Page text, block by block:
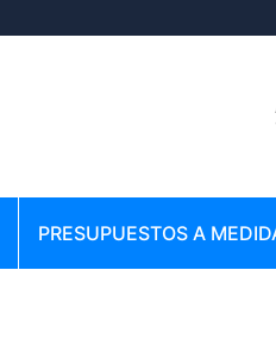
PRESUPUESTOS A